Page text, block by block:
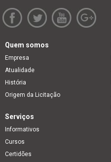
Quem somos
Empresa
Atualidade
História
Origem da Licitação
Serviços
Informativos
Cursos
Certidões